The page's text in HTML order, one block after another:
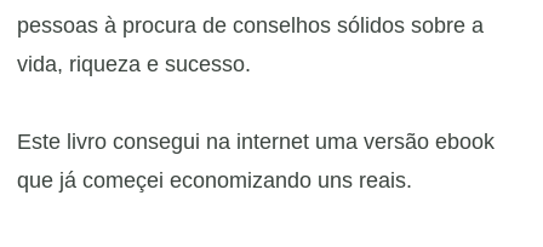
pessoas à procura de conselhos sólidos sobre a
vida, riqueza e sucesso.
​Este livro consegui na internet uma versão ebook
que já começei economizando uns reais.